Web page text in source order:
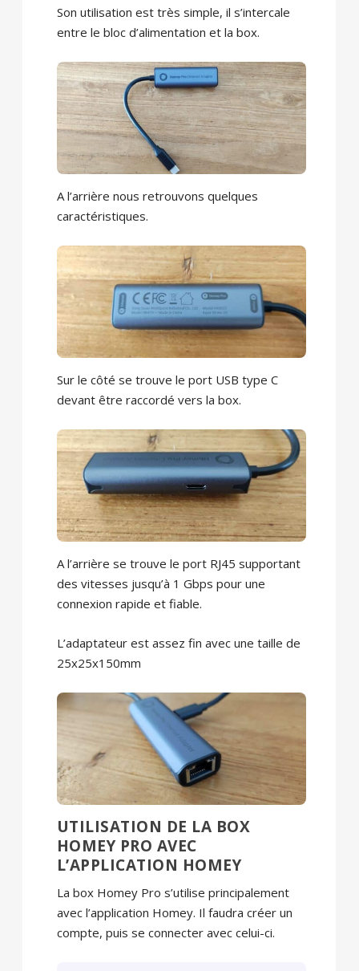
Son utilisation est très simple, il s’intercale
entre le bloc d’alimentation et la box.
A l’arrière nous retrouvons quelques
caractéristiques.
Sur le côté se trouve le port USB type C
devant être raccordé vers la box.
A l’arrière se trouve le port RJ45 supportant
des vitesses jusqu’à 1 Gbps pour une
connexion rapide et fiable.
L’adaptateur est assez fin avec une taille de
25x25x150mm
UTILISATION DE LA BOX
HOMEY PRO AVEC
L’APPLICATION HOMEY
La box Homey Pro s’utilise principalement
avec l’application Homey. Il faudra créer un
compte, puis se connecter avec celui-ci.